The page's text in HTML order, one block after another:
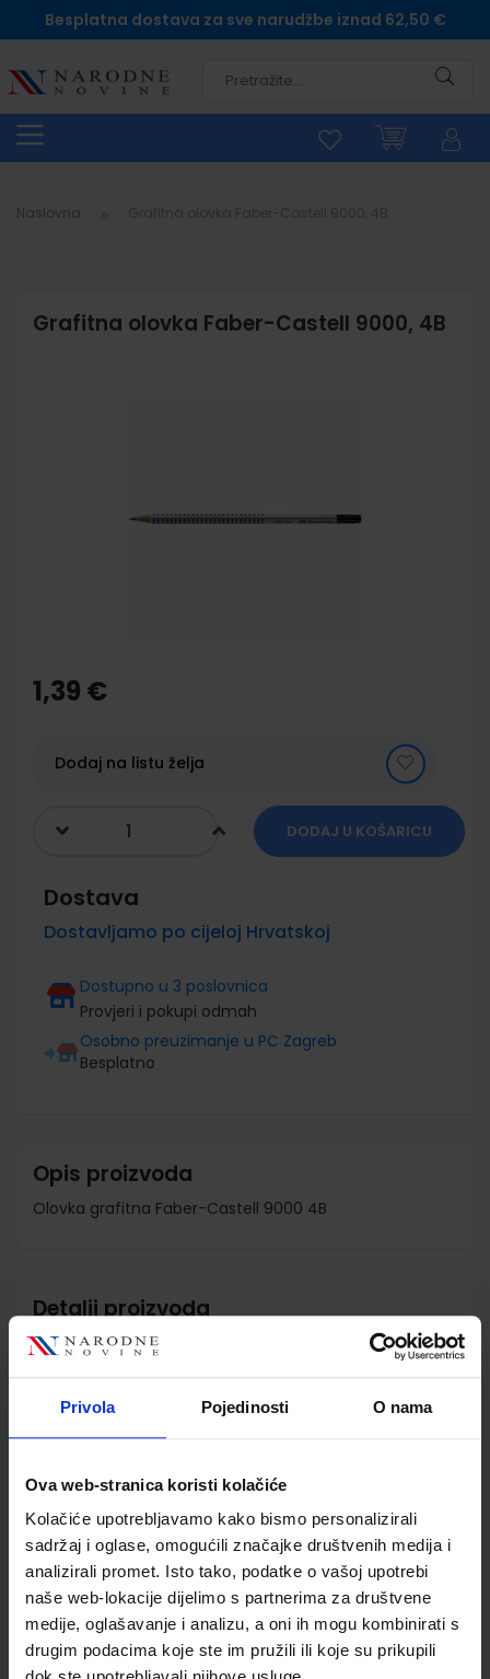
Privola Pojedinosti O nama
Ova web-stranica koristi kolačiće
Kolačiće upotrebljavamo kako bismo personalizirali
sadržaj i oglase, omogućili značajke društvenih medija i
analizirali promet. Isto tako, podatke o vašoj upotrebi
naše web-lokacije dijelimo s partnerima za društvene
medije, oglašavanje i analizu, a oni ih mogu kombinirati s
drugim podacima koje ste im pružili ili koje su prikupili
Besplatna dostava za sve narudžbe iznad 62,50 €
Naslovna
Grafitna olovka Faber-Castell 9000, 4B
the
beginning
gallery
1,39 €
Dodaj na listu želja
DODAJ U KOŠARICU
Dostava
Dostavljamo po cijeloj Hrvatskoj
Dostupno u 3 poslovnica
Provjeri i pokupi odmah
Osobno preuzimanje u PC Zagreb
Besplatno
Opis proizvoda
Olovka grafitna Faber-Castell 9000 4B
Detalji proizvoda
Šifra proizvoda
Jedinična mjera
kom
Newsletter prijava